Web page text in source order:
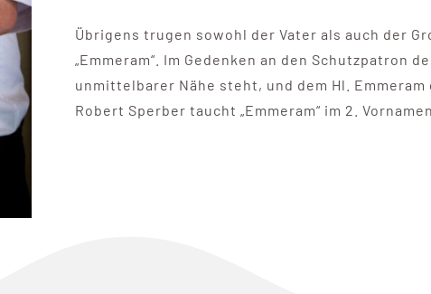
Übrigens trugen sowohl der Vater als auch der
„Emmeram“. Im Gedenken an den Schutzpatron
unmittelbarer Nähe steht, und dem Hl.
Robert Sperber taucht „Emmeram“ im 2.